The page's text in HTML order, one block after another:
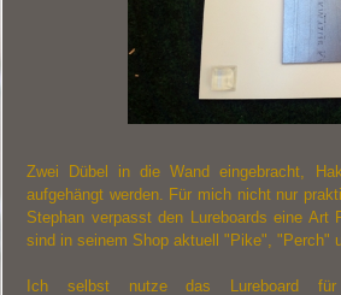
Zwei Dübel in die Wand eingebracht,
aufgehängt werden. Für mich nicht nur
Stephan verpasst den Lureboards eine
sind in seinem Shop aktuell "Pike", "Perch"
Ich selbst nutze das Lureboard für